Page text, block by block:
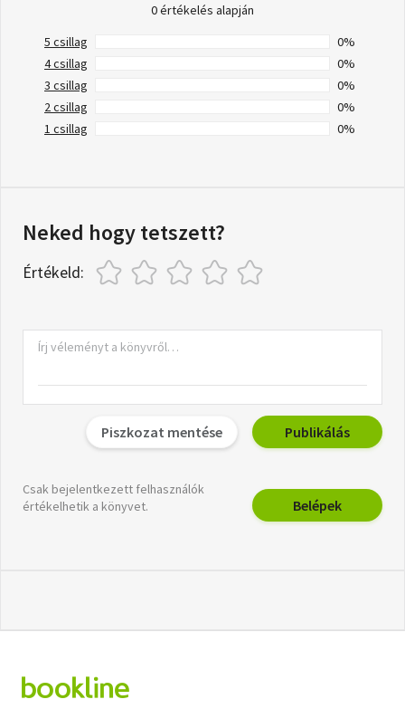
0 értékelés alapján
5 csillag
0%
4 csillag
0%
3 csillag
0%
2 csillag
0%
1 csillag
0%
Neked hogy tetszett?
Értékeld:
Piszkozat mentése Publikálás
Csak bejelentkezett felhasználók
értékelhetik a könyvet.
Belépek